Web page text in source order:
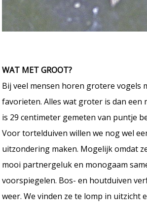
WAT MET GROOT?
Bij veel mensen horen grotere vogels
favorieten. Alles wat groter is dan een
is 29 centimeter gemeten van puntje
Voor tortelduiven willen we nog wel
uitzondering maken. Mogelijk omdat
mooi partnergeluk en monogaam
voorspiegelen. Bos- en houtduiven
weer. We vinden ze te lomp in uitzicht